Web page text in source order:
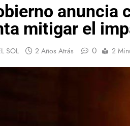
anuncia
mitigar el
SOL 2 Años Atrás 0 2